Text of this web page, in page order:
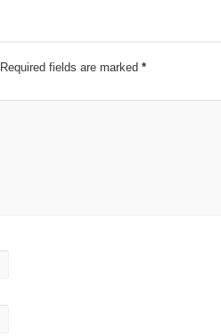
Required fields are marked *